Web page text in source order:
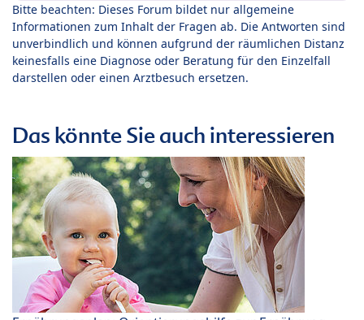
Bitte beachten: Dieses Forum bildet nur allgemeine
Informationen zum Inhalt der Fragen ab. Die Antworten sind
unverbindlich und können aufgrund der räumlichen Distanz
keinesfalls eine Diagnose oder Beratung für den Einzelfall
darstellen oder einen Arztbesuch ersetzen.
Das könnte Sie auch interessieren